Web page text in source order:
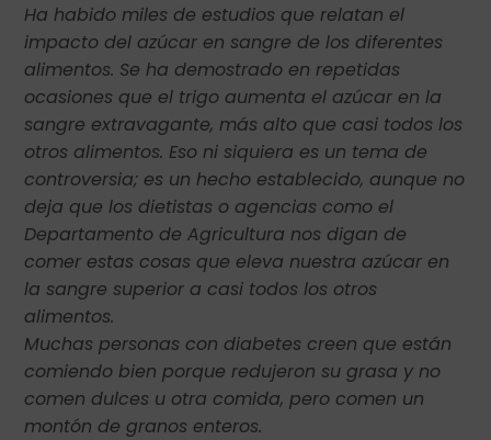
Ha habido miles de estudios que relatan el
impacto del azúcar en sangre de los diferentes
alimentos. Se ha demostrado en repetidas
ocasiones que el trigo aumenta el azúcar en la
sangre extravagante, más alto que casi todos los
otros alimentos. Eso ni siquiera es un tema de
controversia; es un hecho establecido, aunque no
deja que los dietistas o agencias como el
Departamento de Agricultura nos digan de
comer estas cosas que eleva nuestra azúcar en
la sangre superior a casi todos los otros
alimentos.
Muchas personas con diabetes creen que están
comiendo bien porque redujeron su grasa y no
comen dulces u otra comida, pero comen un
montón de granos enteros.